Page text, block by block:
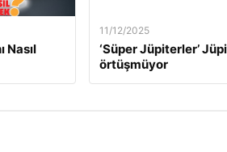
Nasıl
11/12/2025
‘Süper Jüpiterler’
örtüşmüyor